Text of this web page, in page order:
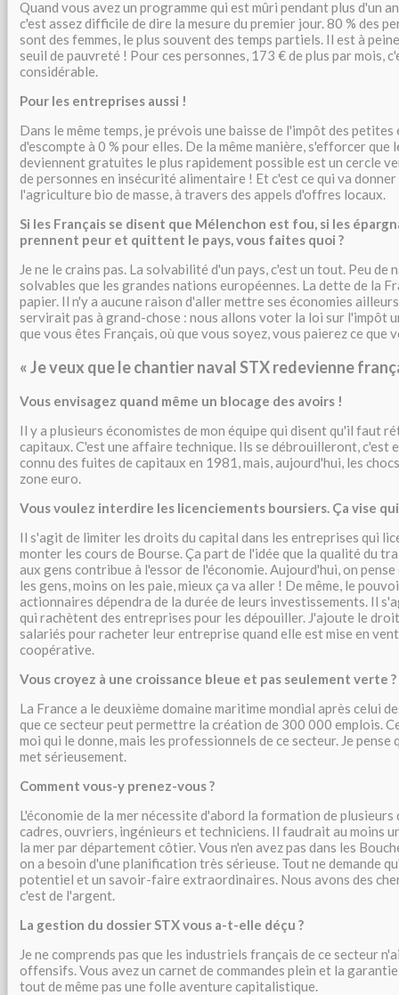
Quand vous avez un programme qui est mûri pendant plus d'un
c'est assez difficile de dire la mesure du premier jour. 80 % des
sont des femmes, le plus souvent des temps partiels. Il est à
seuil de pauvreté ! Pour ces personnes, 173 € de plus par mois,
considérable.
Pour les entreprises aussi !
Dans le même temps, je prévois une baisse de l'impôt des
d'escompte à 0 % pour elles. De la même manière, s'efforcer que
deviennent gratuites le plus rapidement possible est un cercle
de personnes en insécurité alimentaire ! Et c'est ce qui va
l'agriculture bio de masse, à travers des appels d'offres locaux.
Si les Français se disent que Mélenchon est fou, si les
prennent peur et quittent le pays, vous faites quoi ?
Je ne le crains pas. La solvabilité d'un pays, c'est un tout. Peu de
solvables que les grandes nations européennes. La dette de la
papier. Il n'y a aucune raison d'aller mettre ses économies
servirait pas à grand-chose : nous allons voter la loi sur l'impôt
que vous êtes Français, où que vous soyez, vous paierez ce que
« Je veux que le chantier naval STX redevienne
Vous envisagez quand même un blocage des avoirs !
Il y a plusieurs économistes de mon équipe qui disent qu'il faut
capitaux. C'est une affaire technique. Ils se débrouilleront, c'est
connu des fuites de capitaux en 1981, mais, aujourd'hui, les
zone euro.
Vous voulez interdire les licenciements boursiers. Ça vise qui
Il s'agit de limiter les droits du capital dans les entreprises qui
monter les cours de Bourse. Ça part de l'idée que la qualité du
aux gens contribue à l'essor de l'économie. Aujourd'hui, on
les gens, moins on les paie, mieux ça va aller ! De même, le
actionnaires dépendra de la durée de leurs investissements. Il
qui rachètent des entreprises pour les dépouiller. J'ajoute le
salariés pour racheter leur entreprise quand elle est mise en
coopérative.
Vous croyez à une croissance bleue et pas seulement verte ?
La France a le deuxième domaine maritime mondial après celui
que ce secteur peut permettre la création de 300 000 emplois.
moi qui le donne, mais les professionnels de ce secteur. Je pense
met sérieusement.
Comment vous-y prenez-vous ?
L'économie de la mer nécessite d'abord la formation de plusieurs
cadres, ouvriers, ingénieurs et techniciens. Il faudrait au moins
la mer par département côtier. Vous n'en avez pas dans les
on a besoin d'une planification très sérieuse. Tout ne demande
potentiel et un savoir-faire extraordinaires. Nous avons des
c'est de l'argent.
La gestion du dossier STX vous a-t-elle déçu ?
Je ne comprends pas que les industriels français de ce secteur
offensifs. Vous avez un carnet de commandes plein et la
tout de même pas une folle aventure capitalistique.